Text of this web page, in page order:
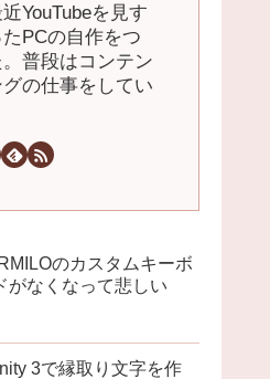
YouTubeを見す
PCの自作をつ
普段はコンテン
の仕事をしてい
のカスタムキーボ
がなくなって悲しい
3で縁取り文字を作